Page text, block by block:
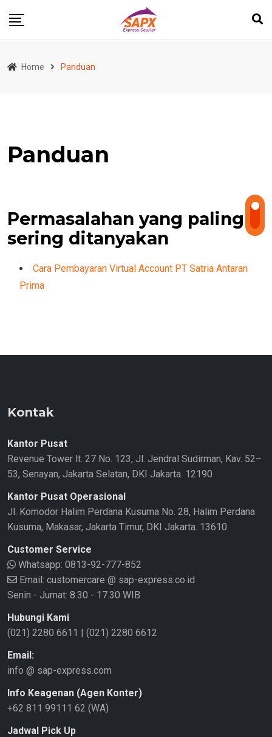
Home Panduan
Panduan
Permasalahan yang paling
sering ditanyakan
Cara Pembayaran Virtual Account PT Satria Antaran
Prima
Kontak
Kantor Pusat
Revenue Tower lt. 27 No. 123, Jl. Jendral Sudirman, Kav. 52–
53, Senayan, Jakarta Selatan, DKI Jakarta. 12190
Kantor Pusat Operasional
Jl. Komodor Halim Perdana Kusuma No. 28, Halim Perdana
Kusuma, Makasar, Jakarta Timur, DKI Jakarta. 13610
Customer Service
Whatsapp: 0813-92-777-852
Email: customercare @ sap-express.co.id
Senin - Jumat: 8.30 - 17.30 WIB
Hubungi Kami
(021) 2280 6611 | (021) 2280 6612
Email:
info @ sap-express.com
Info Keagenan (Agen Konter)
+62 811 99111 62 (WA)
Jadwal Pick Up